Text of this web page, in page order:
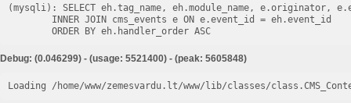
(mysqli): SELECT eh.tag_name, eh.module_name, e.originator,
Debug: (0.046299) - (usage: 5521400) - (peak: 5605848)
Loading /home/www/zemesvardu.lt/www/lib/classes/